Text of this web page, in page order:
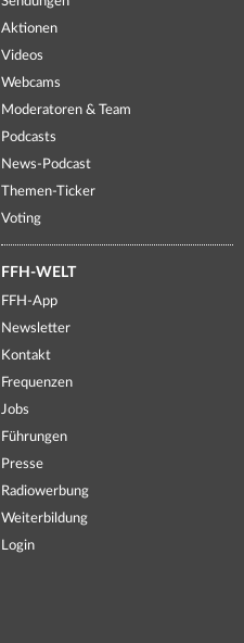
Aktionen
Videos
Webcams
Moderatoren & Team
Podcasts
News-Podcast
Themen-Ticker
Voting
FFH-WELT
FFH-App
Newsletter
Kontakt
Frequenzen
Jobs
Führungen
Presse
Radiowerbung
Weiterbildung
Login